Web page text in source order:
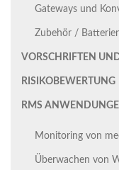
Gateways und
Zubehör /
VORSCHRIFTEN
RISIKOBEWERTUNG
RMS
Monitoring von
Überwachen von